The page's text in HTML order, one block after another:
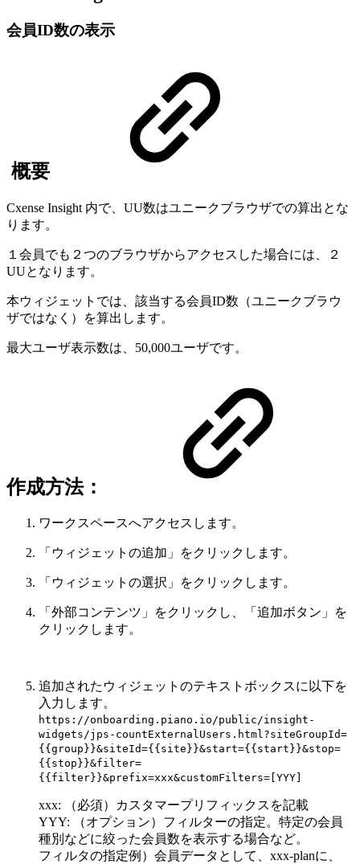
会員ID数の表示
概要
Cxense Insight 内で、UU数はユニークブラウザでの算出とな
ります。
１会員でも２つのブラウザからアクセスした場合には、２
UUとなります。
本ウィジェットでは、該当する会員ID数（ユニークブラウ
ザではなく）を算出します。
最大ユーザ表示数は、50,000ユーザです。
作成方法：
ワークスペースへアクセスします。
「ウィジェットの追加」をクリックします。
「ウィジェットの選択」をクリックします。
「外部コンテンツ」をクリックし、「追加ボタン」を
クリックします。
追加されたウィジェットのテキストボックスに以下を
入力します。
https://onboarding.piano.io/public/insight-
widgets/jps-countExternalUsers.html?siteGroupId=
{{group}}&siteId={{site}}&start={{start}}&stop=
{{stop}}&filter=
{{filter}}&prefix=xxx&customFilters=[YYY]
xxx: （必須）カスタマープリフィックスを記載
YYY: （オプション）フィルターの指定。特定の会員
種別などに絞った会員数を表示する場合など。
フィルタの指定例）会員データとして、xxx-planに、